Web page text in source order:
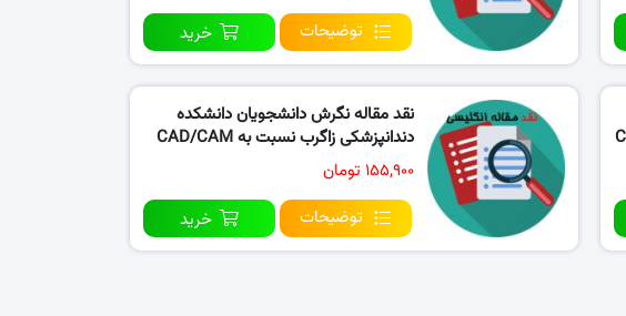
توضیحات
خرید
نقد مقاله نگرش دانشجویان دانشکده
دندانپزشکی زاگرب نسبت به CAD/CAM
۱۵۵,۹۰۰ تومان
توضیحات
خرید